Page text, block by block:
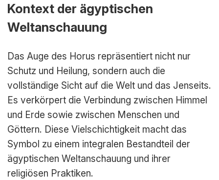
Kontext der ägyptischen
Weltanschauung
Das Auge des Horus repräsentiert nicht nur
Schutz und Heilung, sondern auch die
vollständige Sicht auf die Welt und das Jenseits.
Es verkörpert die Verbindung zwischen Himmel
und Erde sowie zwischen Menschen und
Göttern. Diese Vielschichtigkeit macht das
Symbol zu einem integralen Bestandteil der
ägyptischen Weltanschauung und ihrer
religiösen Praktiken.